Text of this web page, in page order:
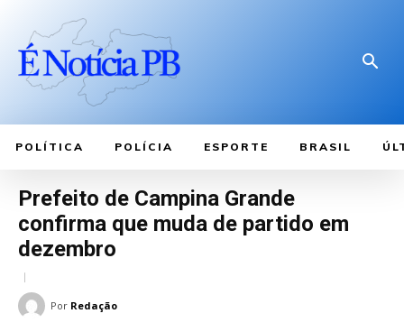
POLÍTICA POLÍCIA ESPORTE BRASIL
Prefeito de Campina Grande
confirma que muda de partido em
dezembro
Por Redação